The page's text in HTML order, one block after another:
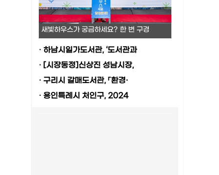
새빛하우스가 궁금하세요? 한 번 구경
· 하남시일가도서관, ‘도서관과
· [시장동정]신상진 성남시장,
· 구리시 갈매도서관, 「환경·
· 용인특례시 처인구, 2024